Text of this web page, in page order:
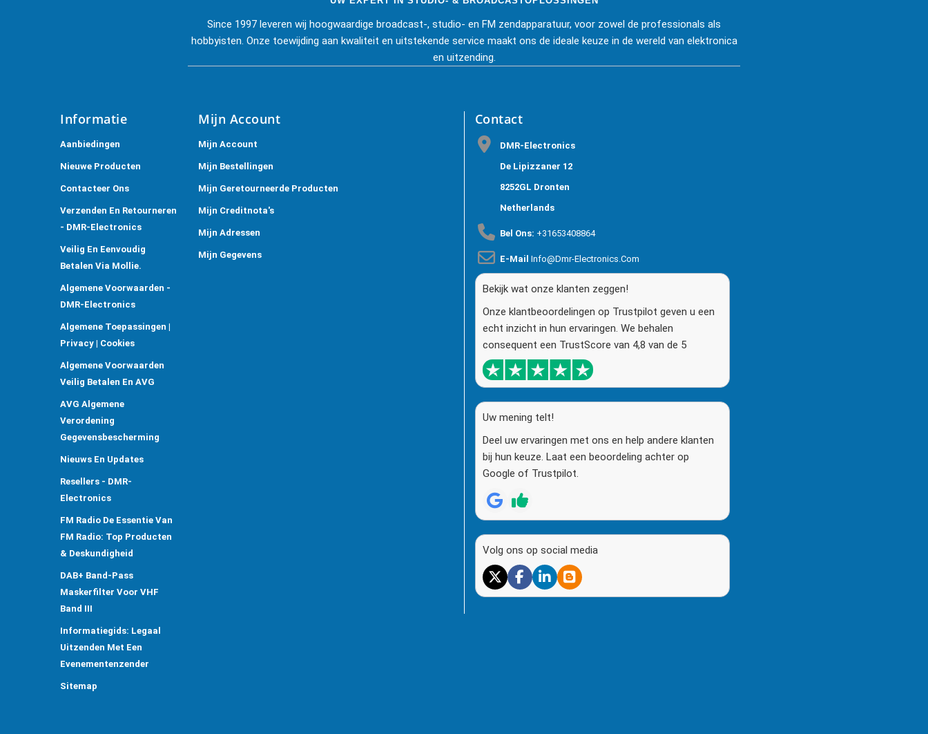
Since 1997 leveren wij hoogwaardige broadcast-, studio- en FM zendapparatuur, voor zowel de professionals als
hobbyisten. Onze toewijding aan kwaliteit en uitstekende service maakt ons de ideale keuze in de wereld van elektronica
en uitzending.
Informatie
Aanbiedingen
Nieuwe Producten
Contacteer Ons
Verzenden En Retourneren
- DMR-Electronics
Veilig En Eenvoudig
Betalen Via Mollie.
Algemene Voorwaarden -
DMR-Electronics
Algemene Toepassingen |
Privacy | Cookies
Algemene Voorwaarden
Veilig Betalen En AVG
AVG Algemene
Verordening
Gegevensbescherming
Nieuws En Updates
Resellers - DMR-
Electronics
FM Radio De Essentie Van
FM Radio: Top Producten
& Deskundigheid
DAB+ Band-Pass
Maskerfilter Voor VHF
Band III
Informatiegids: Legaal
Uitzenden Met Een
Evenementenzender
Sitemap
Mijn Account
Mijn Account
Mijn Bestellingen
Mijn Geretourneerde Producten
Mijn Creditnota's
Mijn Adressen
Mijn Gegevens
Contact
DMR-Electronics
De Lipizzaner 12
8252GL Dronten
Netherlands
Bel Ons: +31653408864
E-Mail Info@dmr-Electronics.com
Bekijk wat onze klanten zeggen!
Onze klantbeoordelingen op Trustpilot geven u een
echt inzicht in hun ervaringen. We behalen
consequent een TrustScore van 4,8 van de 5
Uw mening telt!
Deel uw ervaringen met ons en help andere klanten
bij hun keuze. Laat een beoordeling achter op
Google of Trustpilot.
Volg ons op social media